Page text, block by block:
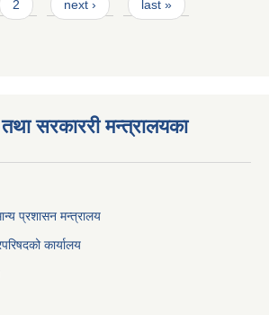
2 next › last »
तथा सरकाररी मन्त्रालयका
प्रशासन मन्त्रालय
कार्यालय